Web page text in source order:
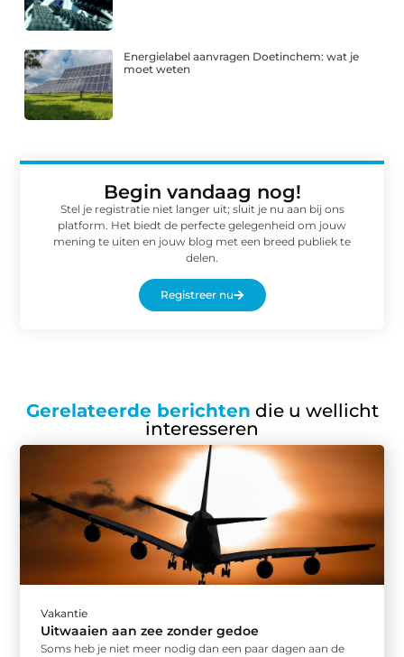
Energielabel aanvragen Doetinchem: wat je
moet weten
Begin vandaag nog!
Stel je registratie niet langer uit; sluit je nu aan bij ons
platform. Het biedt de perfecte gelegenheid om jouw
mening te uiten en jouw blog met een breed publiek te
delen.
Registreer nu
Gerelateerde berichten die u wellicht
interesseren
Vakantie
Uitwaaien aan zee zonder gedoe
Soms heb je niet meer nodig dan een paar dagen aan de